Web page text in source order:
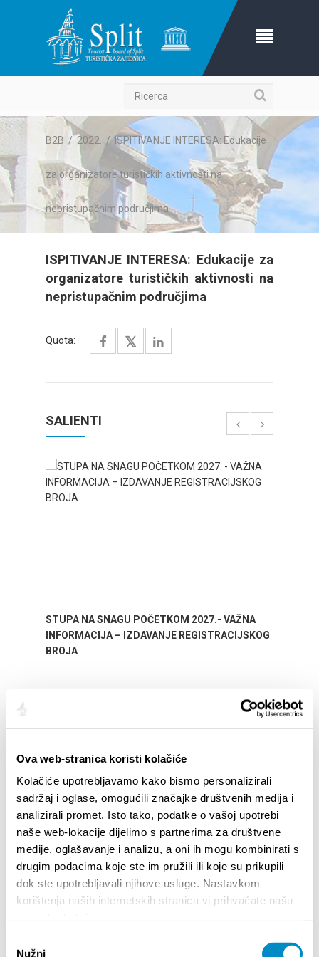
Ova web-stranica koristi kolačiće
Kolačiće upotrebljavamo kako bismo personalizirali
sadržaj i oglase, omogućili značajke društvenih medija i
analizirali promet. Isto tako, podatke o vašoj upotrebi
naše web-lokacije dijelimo s partnerima za društvene
medije, oglašavanje i analizu, a oni ih mogu kombinirati s
drugim podacima koje ste im pružili ili koje su prikupili
dok ste upotrebljavali njihove usluge. Nastavkom
korištenja naših internetskih stranica vi prihvaćate našu
Nužni
Ricerca
B2B / 2022. /ISPITIVANJE INTERESA: Edukacije
za organizatore turističkih aktivnosti na
nepristupačnim područjima
ISPITIVANJE INTERESA: Edukacije za
organizatore turističkih aktivnosti na
nepristupačnim područjima
Quota:
SALIENTI
STUPA NA SNAGU POČETKOM 2027.- VAŽNA
INFORMACIJA – IZDAVANJE REGISTRACIJSKOG
BROJA
EVENTI
01/01/25
- 31/12/26
CITY OF SPLIT EVENT CALENDAR